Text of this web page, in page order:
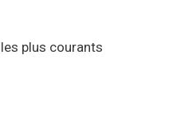
plus courants